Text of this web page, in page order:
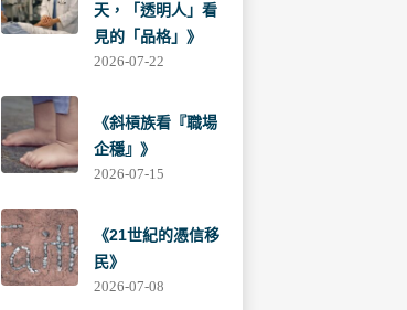
天，「透明人」看
見的「品格」》
2026-07-22
《斜槓族看『職場
企穩』》
2026-07-15
《21世紀的憑信移
民》
2026-07-08